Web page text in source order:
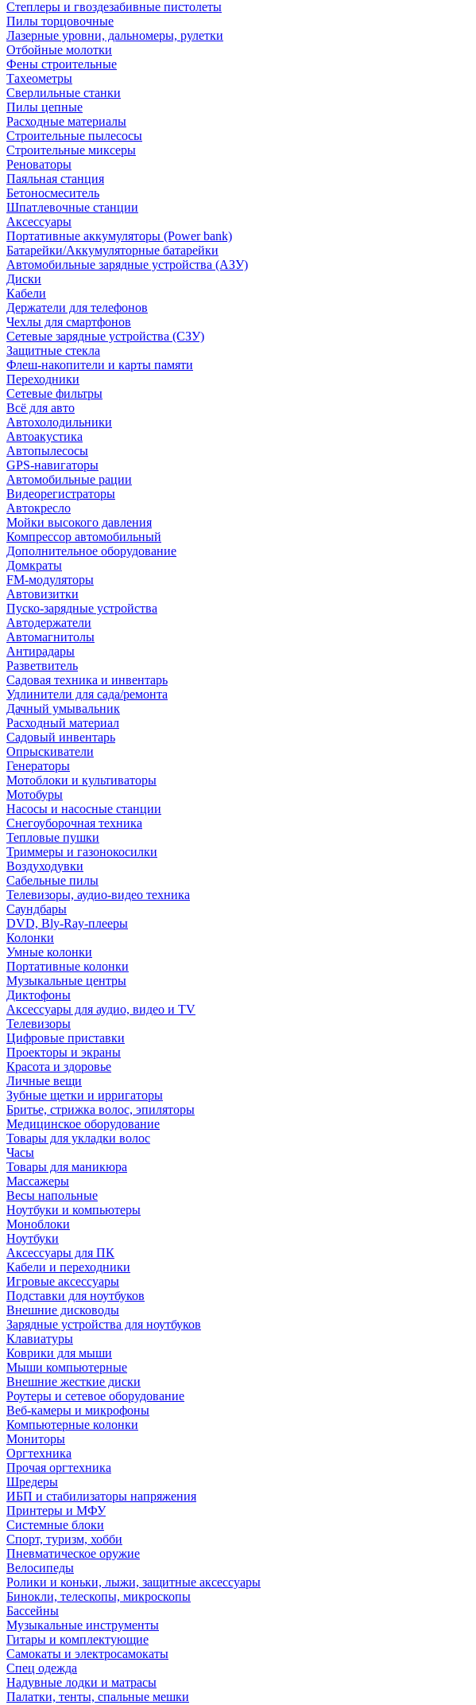
Степлеры и гвоздезабивные пистолеты
Пилы торцовочные
Лазерные уровни, дальномеры, рулетки
Отбойные молотки
Фены строительные
Тахеометры
Сверлильные станки
Пилы цепные
Расходные материалы
Строительные пылесосы
Строительные миксеры
Реноваторы
Паяльная станция
Бетоносмеситель
Шпатлевочные станции
Аксессуары
Портативные аккумуляторы (Power bank)
Батарейки/Аккумуляторные батарейки
Автомобильные зарядные устройства (АЗУ)
Диски
Кабели
Держатели для телефонов
Чехлы для смартфонов
Сетевые зарядные устройства (СЗУ)
Защитные стекла
Флеш-накопители и карты памяти
Переходники
Сетевые фильтры
Всё для авто
Автохолодильники
Автоакустика
Автопылесосы
GPS-навигаторы
Автомобильные рации
Видеорегистраторы
Автокресло
Мойки высокого давления
Компрессор автомобильный
Дополнительное оборудование
Домкраты
FM-модуляторы
Автовизитки
Пуско-зарядные устройства
Автодержатели
Автомагнитолы
Антирадары
Разветвитель
Садовая техника и инвентарь
Удлинители для сада/ремонта
Дачный умывальник
Расходный материал
Садовый инвентарь
Опрыскиватели
Генераторы
Мотоблоки и культиваторы
Мотобуры
Насосы и насосные станции
Снегоуборочная техника
Тепловые пушки
Триммеры и газонокосилки
Воздуходувки
Сабельные пилы
Телевизоры, аудио-видео техника
Саундбары
DVD, Bly-Ray-плееры
Колонки
Умные колонки
Портативные колонки
Музыкальные центры
Диктофоны
Аксессуары для аудио, видео и TV
Телевизоры
Цифровые приставки
Проекторы и экраны
Красота и здоровье
Личные вещи
Зубные щетки и ирригаторы
Бритье, стрижка волос, эпиляторы
Медицинское оборудование
Товары для укладки волос
Часы
Товары для маникюра
Массажеры
Весы напольные
Ноутбуки и компьютеры
Моноблоки
Ноутбуки
Аксессуары для ПК
Кабели и переходники
Игровые аксессуары
Подставки для ноутбуков
Внешние дисководы
Зарядные устройства для ноутбуков
Клавиатуры
Коврики для мыши
Мыши компьютерные
Внешние жесткие диски
Роутеры и сетевое оборудование
Веб-камеры и микрофоны
Компьютерные колонки
Мониторы
Оргтехника
Прочая оргтехника
Шредеры
ИБП и стабилизаторы напряжения
Принтеры и МФУ
Системные блоки
Спорт, туризм, хобби
Пневматическое оружие
Велосипеды
Ролики и коньки, лыжи, защитные аксессуары
Бинокли, телескопы, микроскопы
Бассейны
Музыкальные инструменты
Гитары и комплектующие
Самокаты и электросамокаты
Спец одежда
Надувные лодки и матрасы
Палатки, тенты, спальные мешки